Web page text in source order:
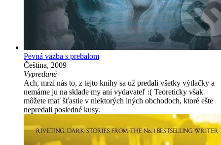
Pevná väzba s prebalom
Čeština, 2009
Vypredané
Ach, mrzí nás to, z tejto knihy sa už predali všetky výtlačky a
nemáme ju na sklade my ani vydavateľ :( Teoreticky však
môžete mať šťastie v niektorých iných obchodoch, ktoré ešte
nepredali posledné kusy.